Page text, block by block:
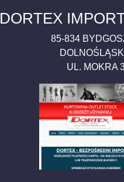
DORTEX
85-834
UL. MOKRA